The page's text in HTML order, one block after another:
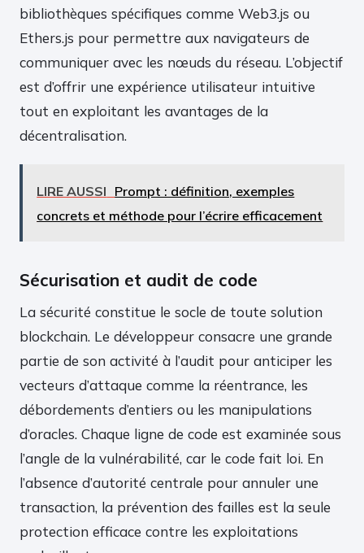
bibliothèques spécifiques comme Web3.js ou
Ethers.js pour permettre aux navigateurs de
communiquer avec les nœuds du réseau. L’objectif
est d’offrir une expérience utilisateur intuitive
tout en exploitant les avantages de la
décentralisation.
LIRE AUSSI Prompt : définition, exemples
concrets et méthode pour l’écrire efficacement
Sécurisation et audit de code
La sécurité constitue le socle de toute solution
blockchain. Le développeur consacre une grande
partie de son activité à l’audit pour anticiper les
vecteurs d’attaque comme la réentrance, les
débordements d’entiers ou les manipulations
d’oracles. Chaque ligne de code est examinée sous
l’angle de la vulnérabilité, car le code fait loi. En
l’absence d’autorité centrale pour annuler une
transaction, la prévention des failles est la seule
protection efficace contre les exploitations